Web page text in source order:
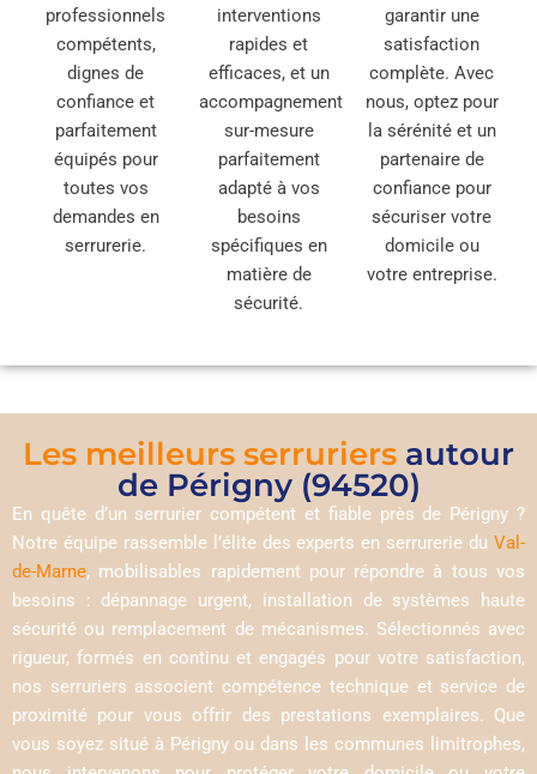
professionnels
compétents,
dignes de
confiance et
parfaitement
équipés pour
toutes vos
demandes en
serrurerie.
interventions
rapides et
efficaces, et un
accompagnement
sur-mesure
parfaitement
adapté à vos
besoins
spécifiques en
matière de
sécurité.
garantir une
satisfaction
complète. Avec
nous, optez pour
la sérénité et un
partenaire de
confiance pour
sécuriser votre
domicile ou
votre entreprise.
Les meilleurs serruriers autour
de Périgny (94520)
En quête d’un serrurier compétent et fiable près de Périgny ?
Notre équipe rassemble l’élite des experts en serrurerie du Val-
de-Marne, mobilisables rapidement pour répondre à tous vos
besoins : dépannage urgent, installation de systèmes haute
sécurité ou remplacement de mécanismes. Sélectionnés avec
rigueur, formés en continu et engagés pour votre satisfaction,
nos serruriers associent compétence technique et service de
proximité pour vous offrir des prestations exemplaires. Que
vous soyez situé à Périgny ou dans les communes limitrophes,